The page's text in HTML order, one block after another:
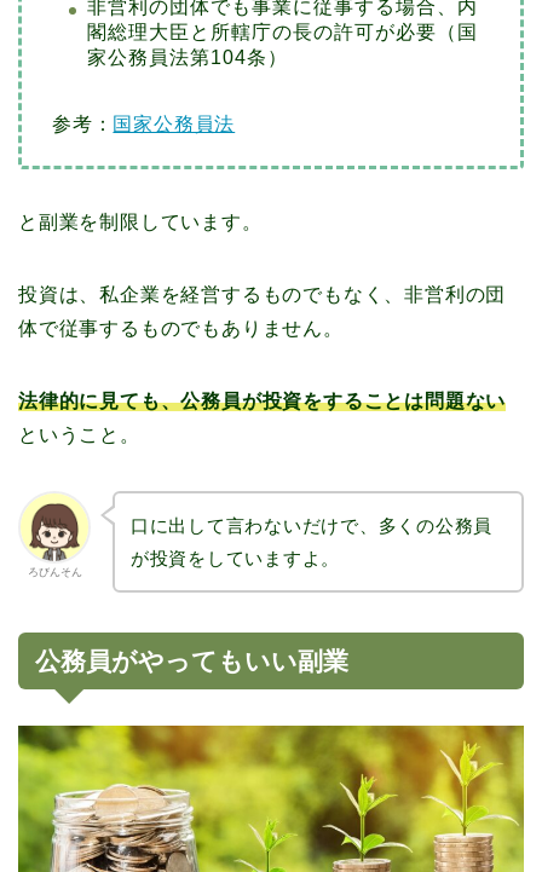
非営利の団体でも事業に従事する場合、内
閣総理大臣と所轄庁の長の許可が必要（国
家公務員法第104条）
参考： 国家公務員法
と副業を制限しています。
投資は、私企業を経営するものでもなく、非営利の団
体で従事するものでもありません。
法律的に見ても、公務員が投資をすることは問題ない
ということ。
ろびんそん
口に出して言わないだけで、多くの公務員
が投資をしていますよ。
公務員がやってもいい副業